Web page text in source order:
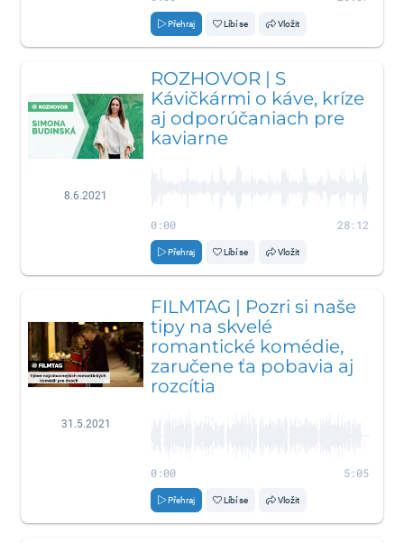
Přehraj Líbí se Vložit
8.6.2021
ROZHOVOR | S
Kávičkármi o káve, kríze
aj odporúčaniach pre
kaviarne
0:00 28:12
Přehraj Líbí se Vložit
31.5.2021
FILMTAG | Pozri si naše
tipy na skvelé
romantické komédie,
zaručene ťa pobavia aj
rozcítia
0:00 5:05
Přehraj Líbí se Vložit